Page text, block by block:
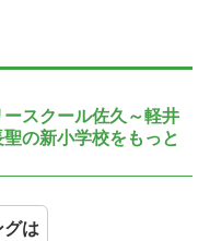
スクール佐久～軽井
の新小学校をもっと
は